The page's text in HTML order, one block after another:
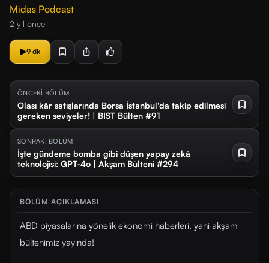
Midas Podcast
2 yıl önce
9 dk
ÖNCEKİ BÖLÜM
Olası kâr satışlarında Borsa İstanbul'da takip edilmesi
gereken seviyeler! | BIST Bülten #91
SONRAKİ BÖLÜM
İşte gündeme bomba gibi düşen yapay zekâ
teknolojisi: GPT-4o | Akşam Bülteni #294
BÖLÜM AÇIKLAMASI
ABD piyasalarına yönelik ekonomi haberleri, yani akşam
bültenimiz yayında!